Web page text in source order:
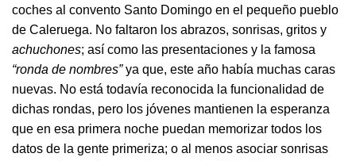
coches al convento Santo Domingo en el pequeño pueblo
de Caleruega. No faltaron los abrazos, sonrisas, gritos y
achuchones; así como las presentaciones y la famosa
“ronda de nombres”ya que, este año había muchas caras
nuevas. No está todavía reconocida la funcionalidad de
dichas rondas, pero los jóvenes mantienen la esperanza
que en esa primera noche puedan memorizar todos los
datos de la gente primeriza; o al menos asociar sonrisas